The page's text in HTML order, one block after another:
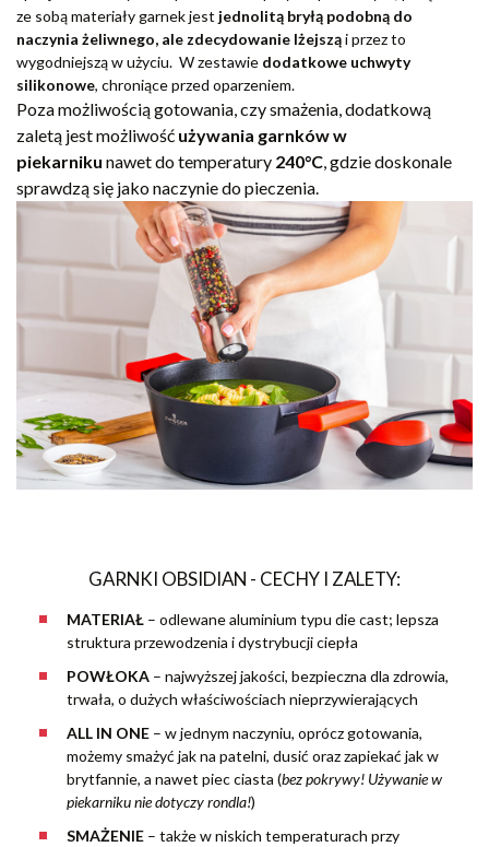
ze sobą materiały garnek jest jednolitą bryłą podobną do
naczynia żeliwnego, ale zdecydowanie lżejsząi przez to
wygodniejszą w użyciu. W zestawie dodatkowe uchwyty
silikonowe, chroniące przed oparzeniem.
Poza możliwością gotowania, czy smażenia, dodatkową
zaletą jest możliwość używania garnków w
piekarniku nawet do temperatury 240°C , gdzie doskonale
sprawdzą się jako naczynie do pieczenia.
GARNKI OBSIDIAN - CECHY I ZALETY:
MATERIAŁ – odlewane aluminium typu die cast; lepsza
struktura przewodzenia i dystrybucji ciepła
POWŁOKA – najwyższej jakości, bezpieczna dla zdrowia,
trwała, o dużych właściwościach nieprzywierających
ALL IN ONE – w jednym naczyniu, oprócz gotowania,
możemy smażyć jak na patelni, dusić oraz zapiekać jak w
brytfannie, a nawet piec ciasta (bez pokrywy! Używanie w
piekarniku nie dotyczy rondla!)
SMAŻENIE – także w niskich temperaturach przy